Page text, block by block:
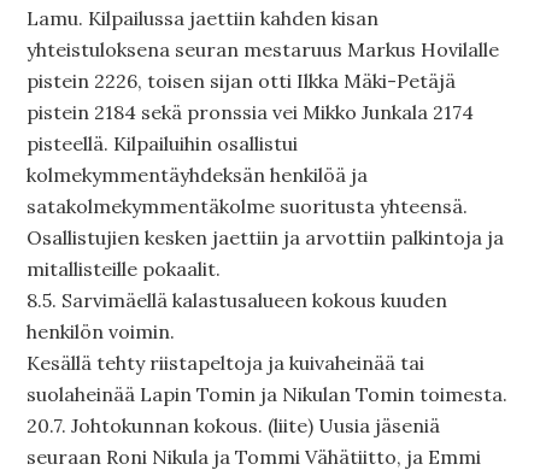
Lamu. Kilpailussa jaettiin kahden kisan
yhteistuloksena seuran mestaruus Markus Hovilalle
pistein 2226, toisen sijan otti Ilkka Mäki-Petäjä
pistein 2184 sekä pronssia vei Mikko Junkala 2174
pisteellä. Kilpailuihin osallistui
kolmekymmentäyhdeksän henkilöä ja
satakolmekymmentäkolme suoritusta yhteensä.
Osallistujien kesken jaettiin ja arvottiin palkintoja ja
mitallisteille pokaalit.
8.5. Sarvimäellä kalastusalueen kokous kuuden
henkilön voimin.
Kesällä tehty riistapeltoja ja kuivaheinää tai
suolaheinää Lapin Tomin ja Nikulan Tomin toimesta.
20.7. Johtokunnan kokous. (liite) Uusia jäseniä
seuraan Roni Nikula ja Tommi Vähätiitto, ja Emmi